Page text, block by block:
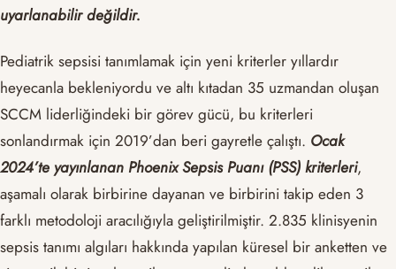
uyarlanabilir değildir.
Pediatrik sepsisi tanımlamak için yeni kriterler yıllardır
heyecanla bekleniyordu ve altı kıtadan 35 uzmandan oluşan
SCCM liderliğindeki bir görev gücü, bu kriterleri
sonlandırmak için 2019’dan beri gayretle çalıştı. Ocak
2024’te yayınlanan Phoenix Sepsis Puanı (PSS) kriterleri,
aşamalı olarak birbirine dayanan ve birbirini takip eden 3
farklı metodoloji aracılığıyla geliştirilmiştir. 2.835 klinisyenin
sepsis tanımı algıları hakkında yapılan küresel bir anketten ve